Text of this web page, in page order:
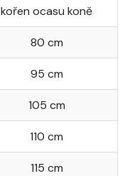
kořen ocasu koně
80 cm
95 cm
105 cm
110 cm
115 cm